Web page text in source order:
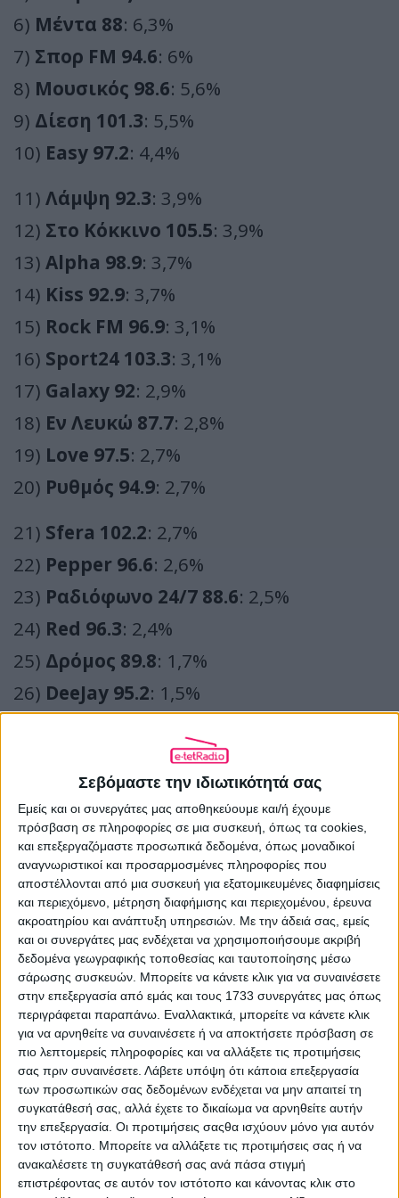
Σεβόμαστε την ιδιωτικότητά σας
Εμείς και οι συνεργάτες μας αποθηκεύουμε και/ή έχουμε
πρόσβαση σε πληροφορίες σε μια συσκευή, όπως τα cookies,
και επεξεργαζόμαστε προσωπικά δεδομένα, όπως μοναδικοί
αναγνωριστικοί και προσαρμοσμένες πληροφορίες που
αποστέλλονται από μια συσκευή για εξατομικευμένες διαφημίσεις
και περιεχόμενο, μέτρηση διαφήμισης και περιεχομένου, έρευνα
ακροατηρίου και ανάπτυξη υπηρεσιών. Με την άδειά σας, εμείς
και οι συνεργάτες μας ενδέχεται να χρησιμοποιήσουμε ακριβή
δεδομένα γεωγραφικής τοποθεσίας και ταυτοποίησης μέσω
σάρωσης συσκευών. Μπορείτε να κάνετε κλικ για να συναινέσετε
στην επεξεργασία από εμάς και τους 1733 συνεργάτες μας όπως
περιγράφεται παραπάνω. Εναλλακτικά, μπορείτε να κάνετε κλικ
για να αρνηθείτε να συναινέσετε ή να αποκτήσετε πρόσβαση σε
πιο λεπτομερείς πληροφορίες και να αλλάξετε τις προτιμήσεις
σας πριν συναινέσετε. Λάβετε υπόψη ότι κάποια επεξεργασία
των προσωπικών σας δεδομένων ενδέχεται να μην απαιτεί τη
συγκατάθεσή σας, αλλά έχετε το δικαίωμα να αρνηθείτε αυτήν
την επεξεργασία. Οι προτιμήσεις σαςθα ισχύουν μόνο για αυτόν
τον ιστότοπο. Μπορείτε να αλλάξετε τις προτιμήσεις σας ή να
ανακαλέσετε τη συγκατάθεσή σας ανά πάσα στιγμή
επιστρέφοντας σε αυτόν τον ιστότοπο και κάνοντας κλικ στο
6) Μέντα 88: 6,3%
7) Σπορ FM 94.6: 6%
8) Μουσικός 98.6: 5,6%
9) Δίεση 101.3: 5,5%
10) Easy 97.2: 4,4%
11) Λάμψη 92.3: 3,9%
12) Στο Κόκκινο 105.5: 3,9%
13) Alpha 98.9: 3,7%
14) Kiss 92.9: 3,7%
15) Rock FM 96.9: 3,1%
16) Sport24 103.3: 3,1%
17) Galaxy 92: 2,9%
18) Εν Λευκώ 87.7: 2,8%
19) Love 97.5: 2,7%
20) Ρυθμός 94.9: 2,7%
21) Sfera 102.2: 2,7%
22) Pepper 96.6: 2,6%
23) Ραδιόφωνο 24/7 88.6: 2,5%
24) Red 96.3: 2,4%
25) Δρόμος 89.8: 1,7%
26) DeeJay 95.2: 1,5%
: 0,8%
Music 89.2: 0,6%
30)Mad 106.2: 0,4%
31)Party 104: 0,2%
ΔΙΑΒΑΣΤΕ ΕΠΙΣΗΣ
Σε πτώση οι περισσότεροι ραδιοφωνικοί όμιλοι,
μεγάλες κερδισμένες οι Αττικές Εκδόσεις
(02-05) Ξημερώματα με Λάμψη 92.3 και ολίγη από
bwinΣΠΟΡ FM 94.6 στην κορυφή
Ανέβηκε κι άλλο ο πρωτοπόρος ΣΚΑΪ 100.3, μεγάλος
κερδισμένος ο Athens DeeJay 95.2
(00-02) Οι Αντύπας-Δεσύλλας ανέβασαν κι άλλο τον
bwinΣΠΟΡ FM 94.6, μια ακόμη πρωτιά για τον Zeppelin
106.7